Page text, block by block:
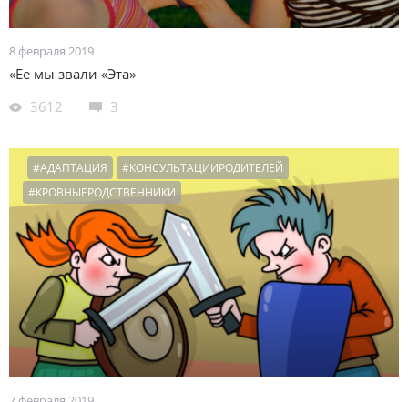
8 февраля 2019
«Ее мы звали «Эта»
3612
3
#АДАПТАЦИЯ
#КОНСУЛЬТАЦИИРОДИТЕЛЕЙ
#КРОВНЫЕРОДСТВЕННИКИ